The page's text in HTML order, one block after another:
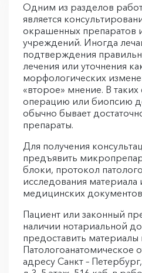
Одним из разделов
является
окрашенных препаратов
учреждений. Иногда
подтверждения
лечения или уточнения
морфологических
«второе» мнение. В таких
операцию или биопсию
обычно бывает
препараты.
Для получения
предъявить
блоки, протокол
исследования материала
медицинских документов.
Пациент или законный
наличии нотариальной
предоставить материалы
Патологоанатомическое
адресу Санкт –